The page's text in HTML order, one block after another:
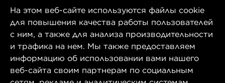
CAREER
COMPANY STORE
DATA PRIVACY
Instagram
YouTube
1 Wix Way
P.O. Box 1967
На этом веб-сайте используются файлы cookie
для повышения качества работы пользователей
с ним, а также для анализа производительности
и трафика на нем. Мы также предоставляем
информацию об использовании вами нашего
веб-сайта своим партнерам по социальным